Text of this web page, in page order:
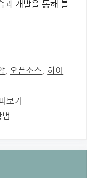
과 개발을 통해 블
오픈소스 ,하이
보기